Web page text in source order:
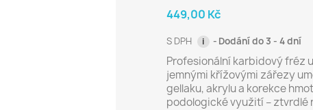
449,00 Kč
S DPH i Dodání do 3 - 4 dní
Profesionální karbidový fréz
jemnými křížovými zářezy
gellaku, akrylu a korekce
podologické využití – ztvrdlé